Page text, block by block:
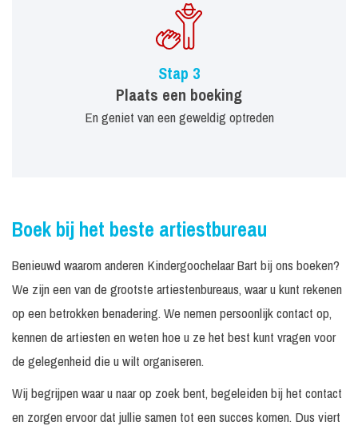
Stap 3
Plaats een boeking
En geniet van een geweldig optreden
Boek bij het beste artiestbureau
Benieuwd waarom anderen Kindergoochelaar Bart bij ons boeken?
We zijn een van de grootste artiestenbureaus, waar u kunt rekenen
op een betrokken benadering. We nemen persoonlijk contact op,
kennen de artiesten en weten hoe u ze het best kunt vragen voor
de gelegenheid die u wilt organiseren.
Wij begrijpen waar u naar op zoek bent, begeleiden bij het contact
en zorgen ervoor dat jullie samen tot een succes komen. Dus viert